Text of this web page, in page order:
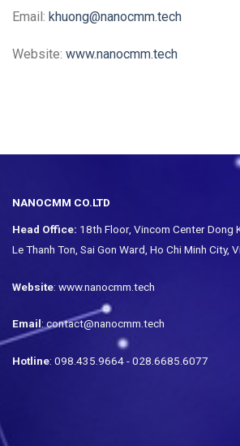
Email: khuong@nanocmm.tech
Website: www.nanocmm.tech
NANOCMM CO.LTD
Head Office: 18th Floor, Vincom Center Dong
Le Thanh Ton, Sai Gon Ward, Ho Chi Minh City,
Website: www.nanocmm.tech
Email: contact@nanocmm.tech
Hotline: 098.435.9664 - 028.6685.6077